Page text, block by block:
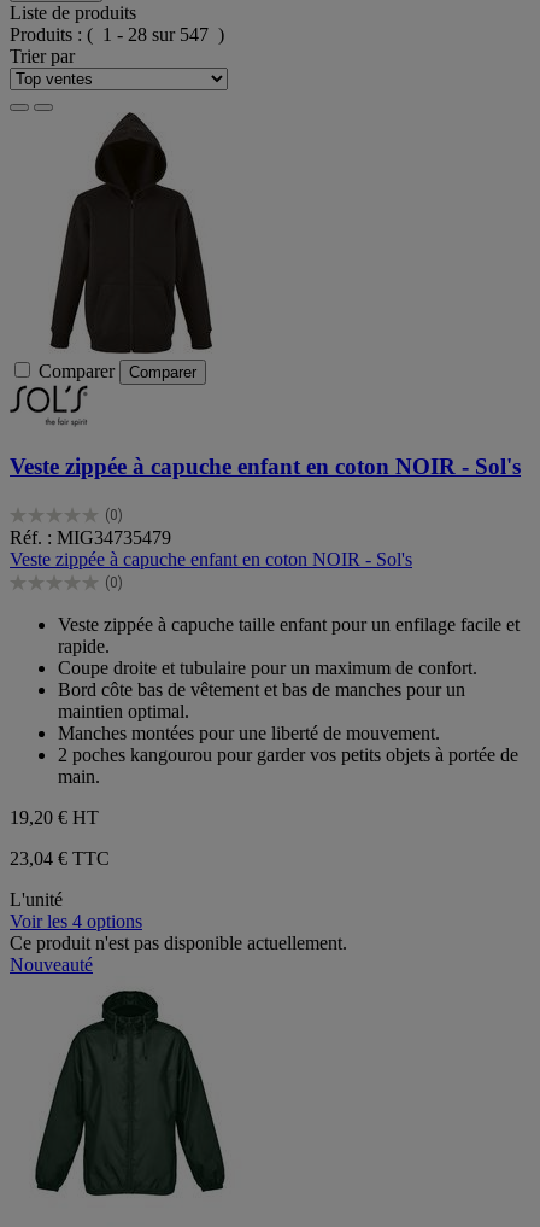
Liste de produits
Produits : ( 1 - 28 sur 547 )
Trier par
Comparer Comparer
Veste zippée à capuche enfant en coton NOIR - Sol's
(0)
0.0
sur
5
étoiles.
Réf. : MIG34735479
Veste zippée à capuche enfant en coton NOIR - Sol's
(0)
0.0
étoiles.
Veste zippée à capuche taille enfant pour un enfilage facile et
rapide.
Coupe droite et tubulaire pour un maximum de confort.
Bord côte bas de vêtement et bas de manches pour un
maintien optimal.
Manches montées pour une liberté de mouvement.
2 poches kangourou pour garder vos petits objets à portée de
main.
19,20 € HT
23,04 € TTC
L'unité
Voir les 4 options
Ce produit n'est pas disponible actuellement.
Nouveauté